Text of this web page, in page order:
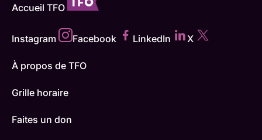
Accueil TFO
Instagram Facebook LinkedIn X
À propos de TFO
Grille horaire
Faites un don